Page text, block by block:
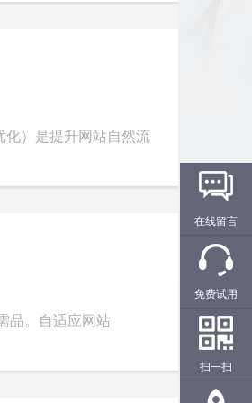
化）是提升网站自然流
品。自适应网站
在线留言
免费试用
扫一扫